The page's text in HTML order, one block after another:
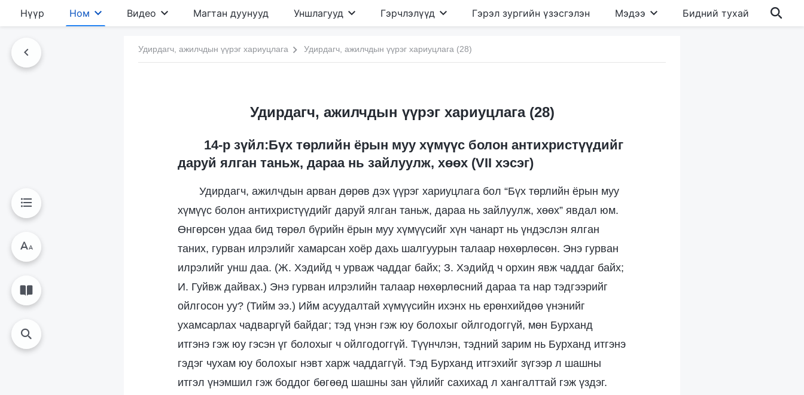
Нүүр Ном Видео Магтан дуунууд Уншлагууд Гэрчлэлүүд Гэрэл зургийн үзэсгэлэн Мэдээ Бидний тухай
Удирдагч, ажилчдын үүрэг хариуцлага Удирдагч, ажилчдын үүрэг хариуцлага (28)
Удирдагч, ажилчдын үүрэг хариуцлага (28)
14-р зүйл:Бүх төрлийн ёрын муу хүмүүс болон антихристүүдийг
даруй ялган таньж, дараа нь зайлуулж, хөөх (VII хэсэг)
Удирдагч, ажилчдын арван дөрөв дэх үүрэг хариуцлага бол “Бүх төрлийн ёрын муу
хүмүүс болон антихристүүдийг даруй ялган таньж, дараа нь зайлуулж, хөөх” явдал юм.
Өнгөрсөн удаа бид төрөл бүрийн ёрын муу хүмүүсийг хүн чанарт нь үндэслэн ялган
таних, гурван илрэлийг хамарсан хоёр дахь шалгуурын талаар нөхөрлөсөн. Энэ гурван
илрэлийг унш даа. (Ж. Хэдийд ч урваж чаддаг байх; З. Хэдийд ч орхин явж чаддаг байх;
И. Гуйвж дайвах.) Энэ гурван илрэлийн талаар нөхөрлөсний дараа та нар тэдгээрийг
ойлгосон уу? (Тийм ээ.) Ийм асуудалтай хүмүүсийн ихэнх нь ерөнхийдөө үнэнийг
ухамсарлах чадваргүй байдаг; тэд үнэн гэж юу болохыг ойлгодоггүй, мөн Бурханд
итгэнэ гэж юу гэсэн үг болохыг ч ойлгодоггүй. Түүнчлэн, тэдний зарим нь Бурханд итгэнэ
гэдэг чухам юу болохыг нэвт харж чаддаггүй. Тэд Бурханд итгэхийг зүгээр л шашны
итгэл үнэмшил гэж боддог бөгөөд шашны зан үйлийг сахихад л хангалттай гэж үздэг.